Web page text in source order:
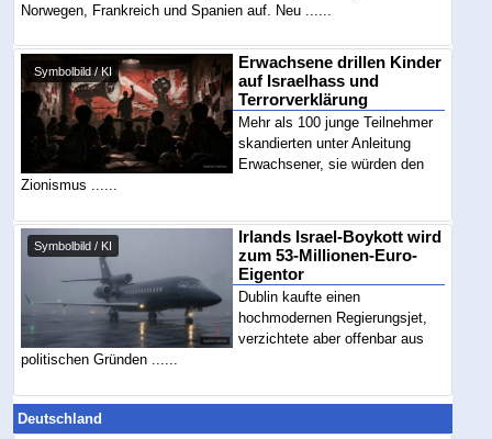
Norwegen, Frankreich und Spanien auf. Neu ......
Symbolbild / KI
Erwachsene drillen Kinder
auf Israelhass und
Terrorverklärung
Mehr als 100 junge Teilnehmer
skandierten unter Anleitung
Erwachsener, sie würden den
Zionismus ......
Symbolbild / KI
Irlands Israel-Boykott wird
zum 53-Millionen-Euro-
Eigentor
Dublin kaufte einen
hochmodernen Regierungsjet,
verzichtete aber offenbar aus
politischen Gründen ......
Deutschland